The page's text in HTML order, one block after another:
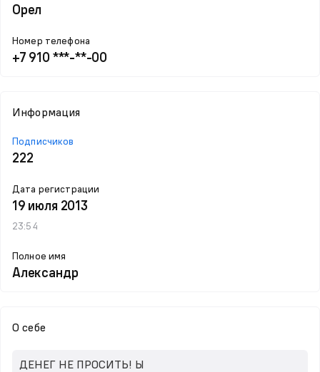
Орел
Номер телефона
+7 910 ***-**-00
Информация
Подписчиков
222
Дата регистрации
19 июля 2013
23:54
Полное имя
Александр
О себе
ДЕНЕГ НЕ ПРОСИТЬ! Ы